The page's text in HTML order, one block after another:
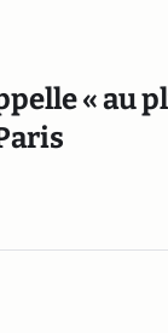
« au